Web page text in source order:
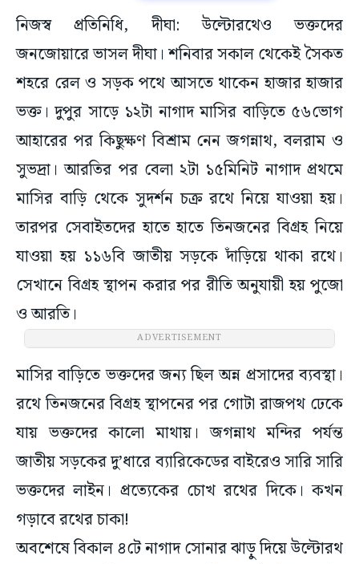
নিজস্ব প্রতিনিধি, দীঘা: উল্টোরথেও ভক্তদের
জনজোয়ারে ভাসল দীঘা। শনিবার সকাল থেকেই সৈকত
শহরে রেল ও সড়ক পথে আসতে থাকেন হাজার হাজার
ভক্ত। দুপুর সাড়ে ১২টা নাগাদ মাসির বাড়িতে ৫৬ভোগ
আহারের পর কিছুক্ষণ বিশ্রাম নেন জগন্নাথ, বলরাম ও
সুভদ্রা। আরতির পর বেলা ২টা ১৫মিনিট নাগাদ প্রথমে
মাসির বাড়ি থেকে সুদর্শন চক্র রথে নিয়ে যাওয়া হয়।
তারপর সেবাইতদের হাতে হাতে তিনজনের বিগ্রহ নিয়ে
যাওয়া হয় ১১৬বি জাতীয় সড়কে দাঁড়িয়ে থাকা রথে।
সেখানে বিগ্রহ স্থাপন করার পর রীতি অনুযায়ী হয় পুজো
ও আরতি।
ADVERTISEMENT
মাসির বাড়িতে ভক্তদের জন্য ছিল অন্ন প্রসাদের ব্যবস্থা।
রথে তিনজনের বিগ্রহ স্থাপনের পর গোটা রাজপথ ঢেকে
যায় ভক্তদের কালো মাথায়। জগন্নাথ মন্দির পর্যন্ত
জাতীয় সড়কের দু’ধারে ব্যারিকেডের বাইরেও সারি সারি
ভক্তদের লাইন। প্রত্যেকের চোখ রথের দিকে। কখন
গড়াবে রথের চাকা!
অবশেষে বিকাল ৪টে নাগাদ সোনার ঝাড়ু দিয়ে উল্টোরথ